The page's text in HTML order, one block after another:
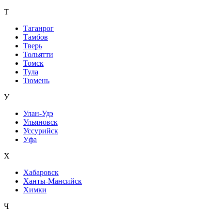
Т
Таганрог
Тамбов
Тверь
Тольятти
Томск
Тула
Тюмень
У
Улан-Удэ
Ульяновск
Уссурийск
Уфа
Х
Хабаровск
Ханты-Мансийск
Химки
Ч